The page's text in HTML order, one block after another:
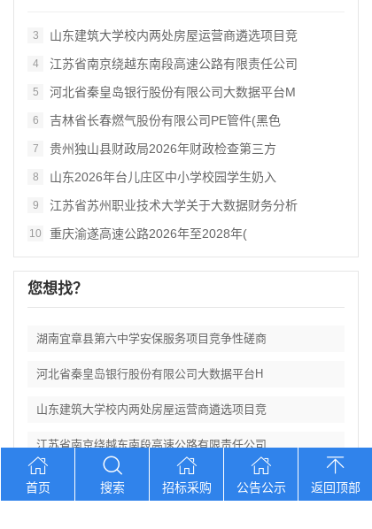
3 山东建筑大学校内两处房屋运营商遴选项目竞
4 江苏省南京绕越东南段高速公路有限责任公司
5 河北省秦皇岛银行股份有限公司大数据平台M
6 吉林省长春燃气股份有限公司PE管件(黑色
7 贵州独山县财政局2026年财政检查第三方
8 山东2026年台儿庄区中小学校园学生奶入
9 江苏省苏州职业技术大学关于大数据财务分析
10 重庆渝遂高速公路2026年至2028年(
您想找？
湖南宜章县第六中学安保服务项目竞争性磋商
河北省秦皇岛银行股份有限公司大数据平台H
山东建筑大学校内两处房屋运营商遴选项目竞
江苏省南京绕越东南段高速公路有限责任公司
河北省秦皇岛银行股份有限公司大数据平台M
首页 搜索 招标采购 公告公示 返回顶部